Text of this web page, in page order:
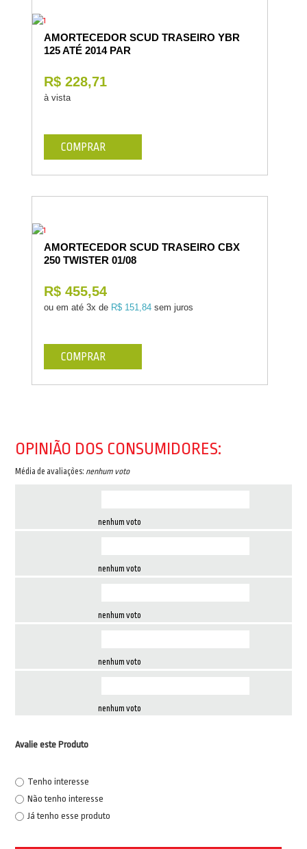
AMORTECEDOR SCUD TRASEIRO YBR
125 ATÉ 2014 PAR
R$ 228,71
à vista
COMPRAR
AMORTECEDOR SCUD TRASEIRO CBX
250 TWISTER 01/08
R$ 455,54
ou em até 3x de R$ 151,84 sem juros
COMPRAR
OPINIÃO DOS CONSUMIDORES:
Média de avaliações: nenhum voto
nenhum voto
nenhum voto
nenhum voto
nenhum voto
nenhum voto
Avalie este Produto
Tenho interesse
Não tenho interesse
Já tenho esse produto